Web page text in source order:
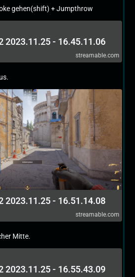
gehen(shift) + Jumpthrow
2023.11.25 - 16.45.11.06
streamable.com
2023.11.25 - 16.51.14.08
streamable.com
Mitte.
2023.11.25 - 16.55.43.09